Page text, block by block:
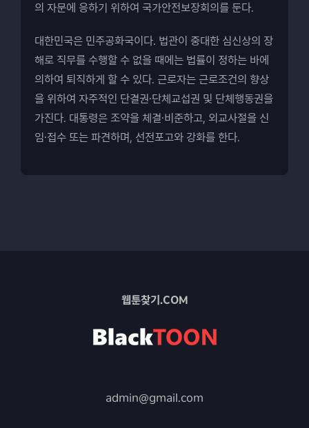
의 자문에 응하기 위하여 국가안전보장회의를 둔다.
대한민국은 민주공화국이다. 법관이 중대한 심신상의 장
해로 직무를 수행할 수 없을 때에는 법률이 정하는 바에
의하여 퇴직하게 할 수 있다. 근로자는 근로조건의 향상
을 위하여 자주적인 단결권·단체교섭권 및 단체행동권을
가진다. 대통령은 조약을 체결·비준하고, 외교사절을 신
임·접수 또는 파견하며, 선전포고와 강화를 한다.
웹툰찾기.COM
admin@gmail.com